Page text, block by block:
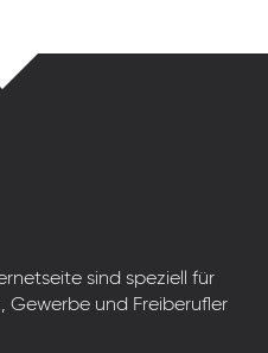
sind speziell für
Gewerbe und Freiberufler